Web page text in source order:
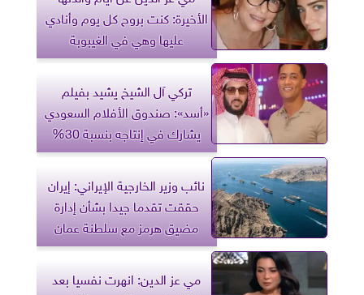
الأخيرة: كنت بروح كل يوم وأنادي
عليها وهي في الغيبوبة
تركي آل الشيخ يشيد بفيلم
«أسد»: صندوق الأفلام السعودي
يشارك في إنتاجه بنسبة 30%
نائب وزير الخارجية الإيراني: إيران
حققت تقدما جيدا بشأن إدارة
مضيق هرمز مع سلطنة عمان
مي عز الدين: انهرت نفسيا بعد